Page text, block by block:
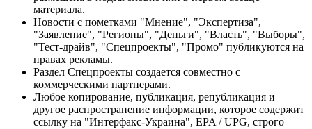
материала.
Новости с пометками "Мнение", "Экспертиза",
"Заявление", "Регионы", "Деньги", "Власть", "Выборы",
"Тест-драйв", "Спецпроекты", "Промо" публикуются на
правах рекламы.
Раздел Спецпроекты создается совместно с
коммерческими партнерами.
Любое копирование, публикация, републикация и
другое распространение информации, которое содержит
ссылку на "Интерфакс-Украина", EPA / UPG, строго